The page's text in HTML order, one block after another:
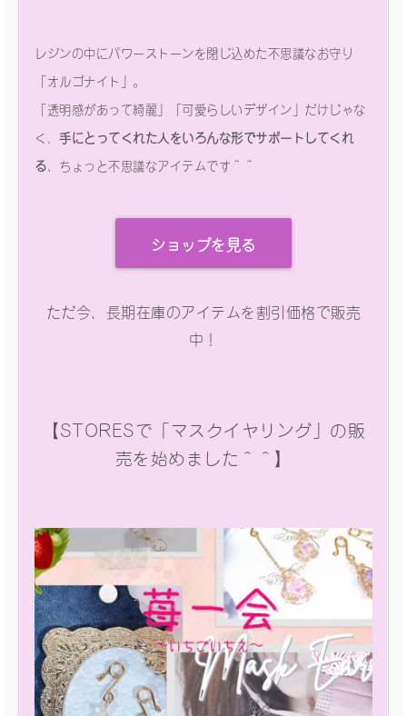
レジンの中にパワーストーンを閉じ込めた不思議なお守り
「オルゴナイト」。
「透明感があって綺麗」「可愛らしいデザイン」だけじゃな
く、 手にとってくれた人をいろんな形でサポートしてくれ
る 、ちょっと不思議なアイテムです＾＾
ショップを見る
ただ今、長期在庫のアイテムを割引価格で販売
中！
【STORESで「マスクイヤリング」の販
売を始めました＾＾】